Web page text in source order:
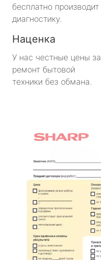
бесплатно производит
диагностику.
Наценка
У нас честные цены за
ремонт бытовой
техники без обмана.